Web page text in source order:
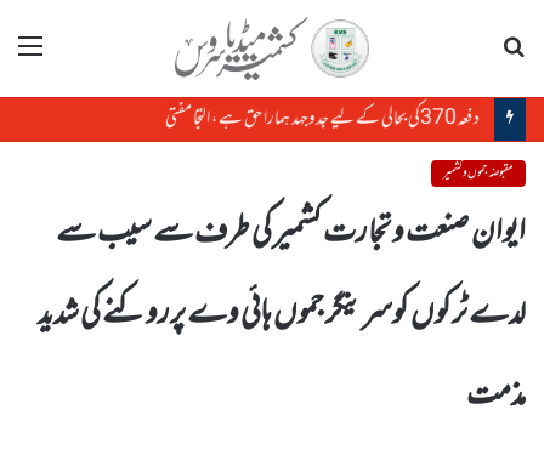
مینو
دفعہ370کی بحالی کے لیے جدوجہد ہمارا حق ہے، التجا مفتی
مقبوضہ جموں و کشمیر
ایوان صنعت و تجارت کشمیر کی طرف سے سیب سے
لدے ٹرکوں کوسرینگر جموں ہائی وے پرروکنے کی شدید
مذمت